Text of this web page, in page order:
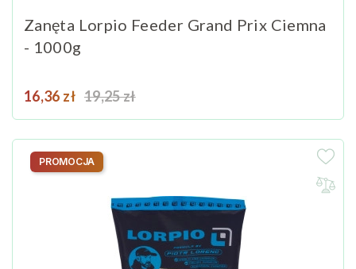
Zanęta Lorpio Feeder Grand Prix Ciemna
- 1000g
Cena
16,36 zł Cena podstawowa
19,25 zł
PROMOCJA